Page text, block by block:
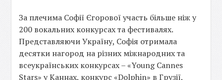
За плечима Софії Єгорової участь більше ніж у
200 вокальних конкурсах та фестивалях.
Представляючи Україну, Софія отримала
десятки нагород на різних міжнародних та
всеукраїнських конкурсах – «Young Cannes
Stars» у Каннах, конкурс «Dolphin» в Грузії,